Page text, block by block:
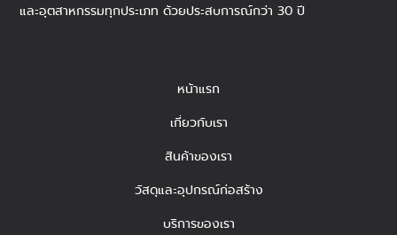
และอุตสาหกรรมทุกประเภท ด้วยประสบการณ์กว่า 30 ปี
หน้าแรก
เกี่ยวกับเรา
สินค้าของเรา
วัสดุและอุปกรณ์ก่อสร้าง
บริการของเรา